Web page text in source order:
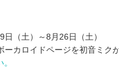
（土）～8月26日（土）
ーカロイドページを初音ミク